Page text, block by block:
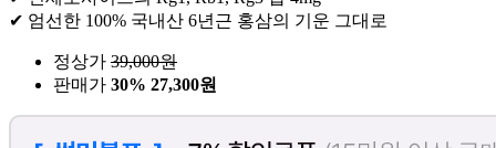
✔ 엄선한 100% 국내산 6년근 홍삼의 기운 그대로
정상가 39,000원
판매가 30% 27,300원